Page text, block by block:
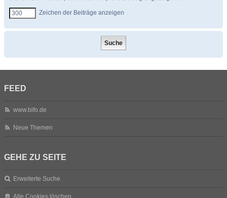
Zeichen der Beiträge anzeigen
FEED
www.bifo.de
Neue Themen
GEHE ZU SEITE
Erweiterte Suche
Alle Cookies löschen